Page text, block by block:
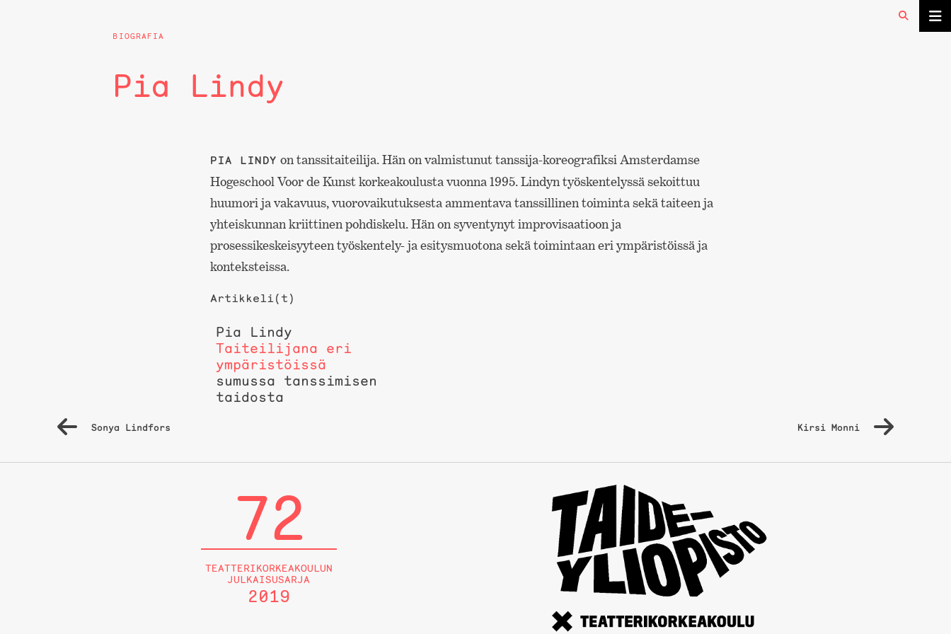
BIOGRAFIA
Pia Lindy
PIA LINDY on tanssitaiteilija. Hän on valmistunut tanssija-koreografiksi Amsterdamse
Hogeschool Voor de Kunst korkeakoulusta vuonna 1995. Lindyn työskentelyssä sekoittuu
huumori ja vakavuus, vuorovaikutuksesta ammentava tanssillinen toiminta sekä taiteen ja
yhteiskunnan kriittinen pohdiskelu. Hän on syventynyt improvisaatioon ja
prosessikeskeisyyteen työskentely- ja esitysmuotona sekä toimintaan eri ympäristöissä ja
konteksteissa.
Artikkeli(t)
Pia Lindy
Taiteilijana eri
ympäristöissä
sumussa tanssimisen
taidosta
Artikkelien
Kirsi Monni
Sonya Lindfors
72
TEATTERIKORKEAKOULUN
JULKAISUSARJA
2019